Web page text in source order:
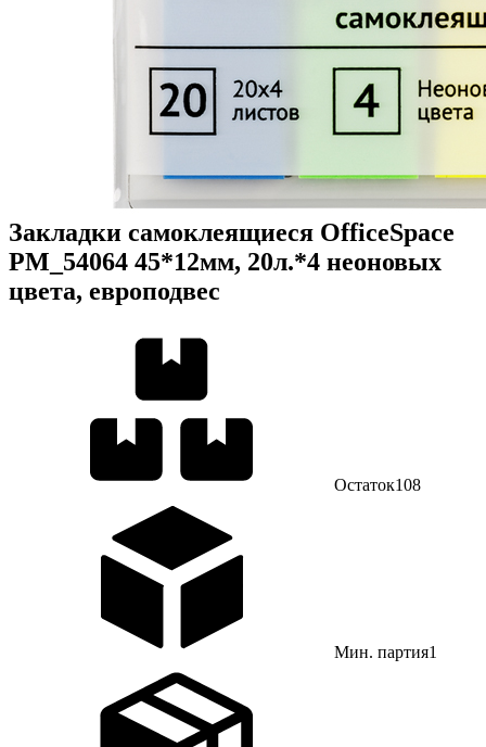
Закладки самоклеящиеся OfficeSpace
PM_54064 45*12мм, 20л.*4 неоновых
цвета, европодвес
Остаток108
Мин. партия1